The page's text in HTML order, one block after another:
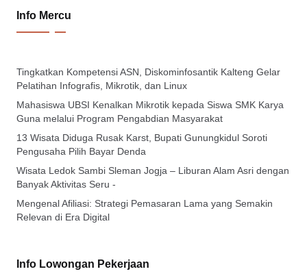
Info Mercu
Tingkatkan Kompetensi ASN, Diskominfosantik Kalteng Gelar
Pelatihan Infografis, Mikrotik, dan Linux
Mahasiswa UBSI Kenalkan Mikrotik kepada Siswa SMK Karya
Guna melalui Program Pengabdian Masyarakat
13 Wisata Diduga Rusak Karst, Bupati Gunungkidul Soroti
Pengusaha Pilih Bayar Denda
Wisata Ledok Sambi Sleman Jogja – Liburan Alam Asri dengan
Banyak Aktivitas Seru -
Mengenal Afiliasi: Strategi Pemasaran Lama yang Semakin
Relevan di Era Digital
Info Lowongan Pekerjaan